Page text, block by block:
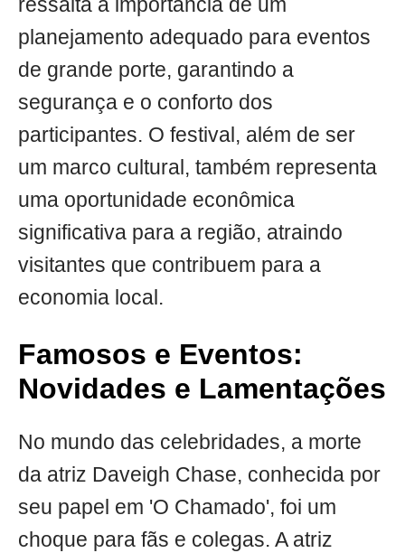
ressalta a importância de um
planejamento adequado para eventos
de grande porte, garantindo a
segurança e o conforto dos
participantes. O festival, além de ser
um marco cultural, também representa
uma oportunidade econômica
significativa para a região, atraindo
visitantes que contribuem para a
economia local.
Famosos e Eventos:
Novidades e Lamentações
No mundo das celebridades, a morte
da atriz Daveigh Chase, conhecida por
seu papel em 'O Chamado', foi um
choque para fãs e colegas. A atriz